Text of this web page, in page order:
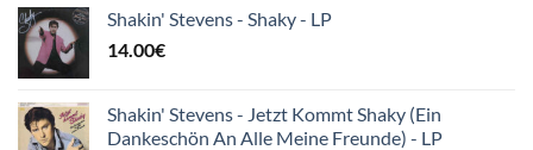
Shakin' Stevens - Shaky - LP
14.00€
Shakin' Stevens - Jetzt Kommt Shaky (Ein
Dankeschön An Alle Meine Freunde) - LP